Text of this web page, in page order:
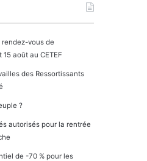
rendez-vous de
août au CETEF
des Ressortissants
?
autorisés pour la rentrée
de -70 % pour les